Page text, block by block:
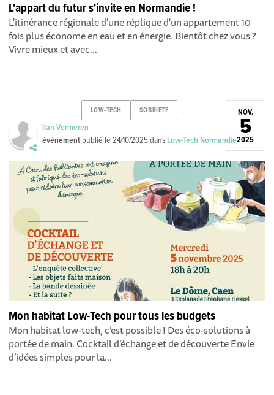
L'appart du futur s'invite en Normandie !
L'itinérance régionale d'une réplique d'un appartement 10
fois plus économe en eau et en énergie. Bientôt chez vous ?
Vivre mieux et avec...
LOW-TECH SOBRIETE
Ilan Vermeren
événement publié le24/10/2025dans Low-Tech Normandie
NOV.
5
2025
Mon habitat Low-Tech pour tous les budgets
Mon habitat low-tech, c’est possible ! Des éco-solutions à
portée de main. Cocktail d’échange et de découverte Envie
d’idées simples pour la...